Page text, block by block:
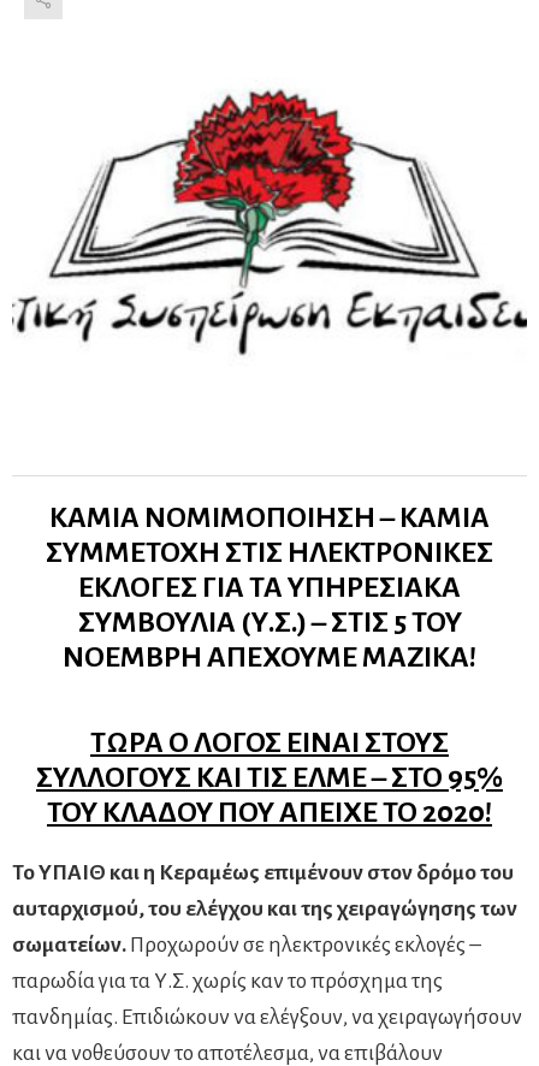
ΚΑΜΙΑ ΝΟΜΙΜΟΠΟΙΗΣΗ – ΚΑΜΙΑ
ΣΥΜΜΕΤΟΧΗ ΣΤΙΣ ΗΛΕΚΤΡΟΝΙΚΕΣ
ΕΚΛΟΓΕΣ ΓΙΑ ΤΑ ΥΠΗΡΕΣΙΑΚΑ
ΣΥΜΒΟΥΛΙΑ (Υ.Σ.) – ΣΤΙΣ 5 ΤΟΥ
ΝΟΕΜΒΡΗ ΑΠΕΧΟΥΜΕ ΜΑΖΙΚΑ!
ΤΩΡΑ Ο ΛΟΓΟΣ ΕΙΝΑΙ ΣΤΟΥΣ
ΣΥΛΛΟΓΟΥΣ ΚΑΙ ΤΙΣ ΕΛΜΕ – ΣΤΟ 95%
ΤΟΥ ΚΛΑΔΟΥ ΠΟΥ ΑΠΕΙΧΕ ΤΟ 2020!
Το ΥΠΑΙΘ και η Κεραμέως επιμένουν στον δρόμο του
αυταρχισμού, του ελέγχου και της χειραγώγησης των
σωματείων. Προχωρούν σε ηλεκτρονικές εκλογές –
παρωδία για τα Υ.Σ. χωρίς καν το πρόσχημα της
πανδημίας. Επιδιώκουν να ελέγξουν, να χειραγωγήσουν
και να νοθεύσουν το αποτέλεσμα, να επιβάλουν